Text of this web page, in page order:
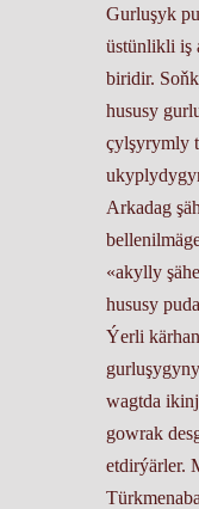
Gurluşyk
üstünlikli iş
biridir.
hususy
çylşyrymly
Arkadag
«akylly
hususy
Ýerli
wagtda
gowrak
etdirýärler.